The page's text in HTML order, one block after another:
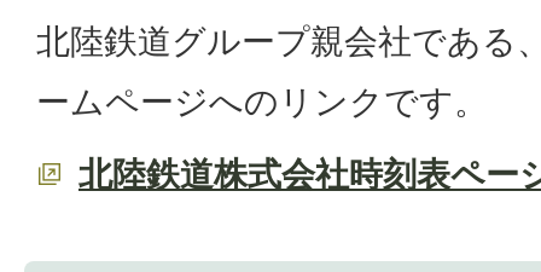
北陸鉄道グループ親会社である
ームページへのリンクです。
北陸鉄道株式会社時刻表ペー